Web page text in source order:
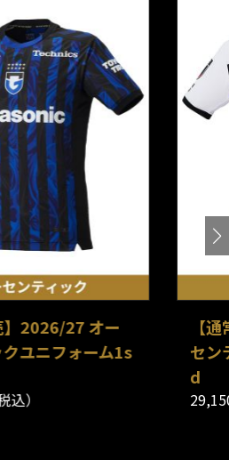
】2026/27 オー
ユニフォーム1s
）
【
セン
d